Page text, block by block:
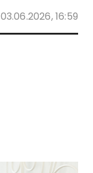
03.06.2026, 16:59